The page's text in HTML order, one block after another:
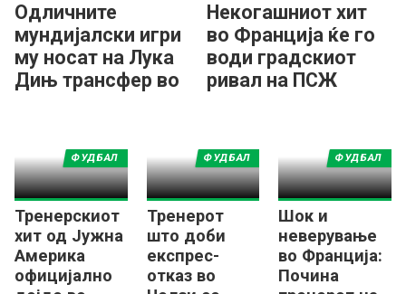
Одличните
мундијалски игри
му носат на Лука
Дињ трансфер во
Некогашниот хит
во Франција ќе го
води градскиот
ривал на ПСЖ
Тренерскиот
хит од Јужна
Америка
официјално
ФУДБАЛ
Тренерот
што доби
експрес-
отказ во
ФУДБАЛ
Шок и
неверување
во Франција:
Почина
ФУДБАЛ